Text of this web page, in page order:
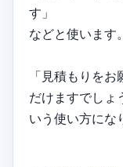
す」
などと使います。
「見積もりを
だけますでしょ
いう使い方にな